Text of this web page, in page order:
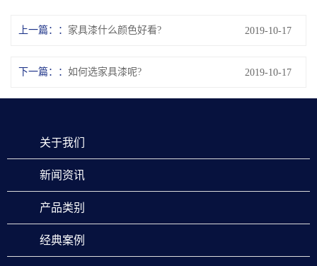
上一篇： 家具漆什么颜色好看? 2019-10-17
下一篇： 如何选家具漆呢? 2019-10-17
关于我们
新闻资讯
产品类别
经典案例